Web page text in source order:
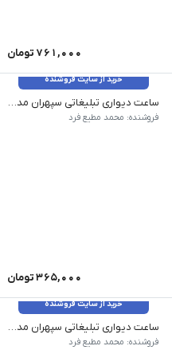
761,000 تومان
خرید از سایت فروشنده
ساعت دیواری تبلیغاتی سپهران مدل دیاکو 2 وزن 1 کیلوگرم ابعاد 38 × 38 سانتی متر رنگ زرد, سبز, سرمه ای, قرمز, نارنجی, مشکی, آبی تعداد در کارتن 10
فروشنده: محمد مطیع فرد
365,000تومان
خرید از سایت فروشنده
ساعت دیواری تبلیغاتی سپهران مدل سانا ابعاد 35 × 35 سانتی متر رنگ زرد, سبز, سرمه ای, قرمز, نارنجی, مشکی, آبی تعداد در کارتن 8
فروشنده: محمد مطیع فرد